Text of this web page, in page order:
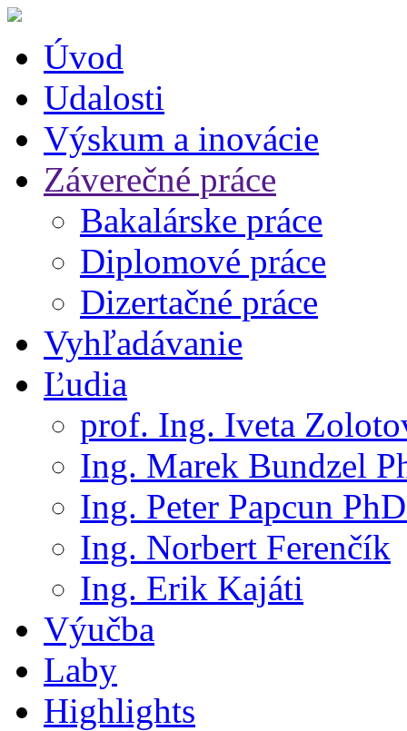
Úvod
Udalosti
Výskum a inovácie
Záverečné práce
Bakalárske práce
Diplomové práce
Dizertačné práce
Vyhľadávanie
Ľudia
prof. Ing. Iveta
Ing. Marek Bundzel
Ing. Peter Papcun
Ing. Norbert Ferenčík
Ing. Erik Kajáti
Výučba
Laby
Highlights